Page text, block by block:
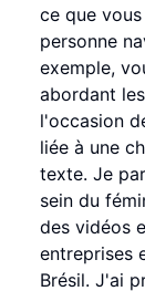
ce que
personne
exemple,
abordant
l'occasion
liée à une
texte. Je
sein du
des vidéos
entreprises
Brésil. J'ai